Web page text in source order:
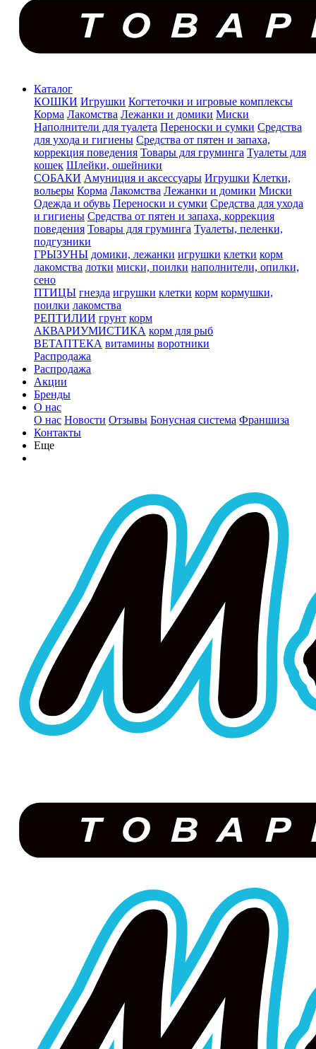
Каталог
КОШКИ Игрушки Когтеточки и игровые комплексы
Корма Лакомства Лежанки и домики Миски
Наполнители для туалета Переноски и сумки Средства
для ухода и гигиены Средства от пятен и запаха,
коррекция поведения Товары для груминга Туалеты для
кошек Шлейки, ошейники
СОБАКИ Амуниция и аксессуары Игрушки Клетки,
вольеры Корма Лакомства Лежанки и домики Миски
Одежда и обувь Переноски и сумки Средства для ухода
и гигиены Средства от пятен и запаха, коррекция
поведения Товары для груминга Туалеты, пеленки,
подгузники
ГРЫЗУНЫ домики, лежанки игрушки клетки корм
лакомства лотки миски, поилки наполнители, опилки,
сено
ПТИЦЫ гнезда игрушки клетки корм кормушки,
поилки лакомства
РЕПТИЛИИ грунт корм
АКВАРИУМИСТИКА корм для рыб
ВЕТАПТЕКА витамины воротники
Распродажа
Распродажа
Акции
Бренды
О нас
О нас Новости Отзывы Бонусная система Франшиза
Контакты
Еще